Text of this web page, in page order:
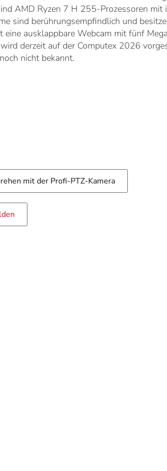
AMD Ryzen 7 H 255-Prozessoren mit
sind berührungsempfindlich und
ausklappbare Webcam mit fünf
derzeit auf der Computex 2026
nicht bekannt.
mit der Profi-PTZ-Kamera